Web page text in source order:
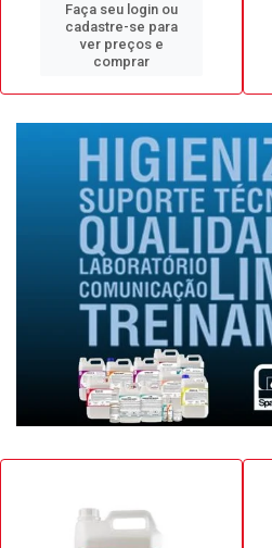
Faça seu login ou
cadastre-se para
ver preços e
comprar